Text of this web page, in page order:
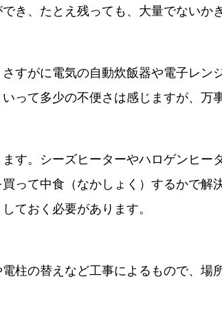
き、たとえ残っても、大量でないか
すがに電気の自動炊飯器や電子レン
って多少の不便さは感じますが、万
す。シーズヒーターやハロゲンヒー
って中食（なかしょく）するかで解
ておく必要があります。
柱の替えなど工事によるもので、場